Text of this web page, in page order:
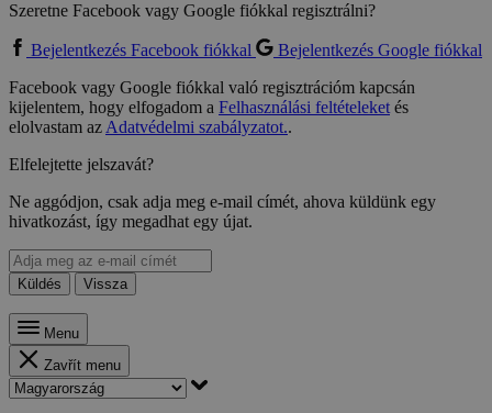
Szeretne Facebook vagy Google fiókkal regisztrálni?
Bejelentkezés Facebook fiókkal
Bejelentkezés Google fiókkal
Facebook vagy Google fiókkal való regisztrációm kapcsán
kijelentem, hogy elfogadom a Felhasználási feltételeketés
elolvastam azAdatvédelmi szabályzatot..
Elfelejtette jelszavát?
Ne aggódjon, csak adja meg e-mail címét, ahova küldünk egy
hivatkozást, így megadhat egy újat.
Küldés Vissza
Menu
Zavřít menu